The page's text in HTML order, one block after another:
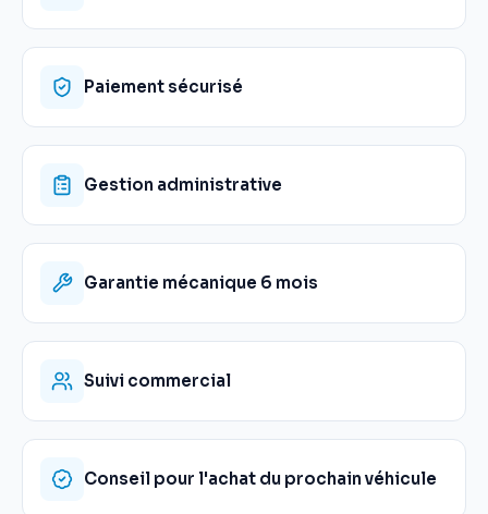
Paiement sécurisé
Gestion administrative
Garantie mécanique 6 mois
Suivi commercial
Conseil pour l'achat du prochain véhicule